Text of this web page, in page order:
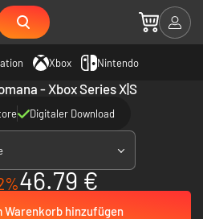
Xbox Nintendo
- Xbox Series X|S
Digitaler Download
46.79 €
Warenkorb hinzufügen